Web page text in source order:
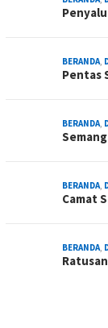
BERANDA,
Pentas
BERANDA,
BERANDA,
Camat
BERANDA,